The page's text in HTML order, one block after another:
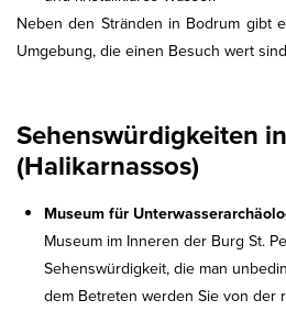
Neben den Stränden in Bodrum gibt
Umgebung, die einen Besuch wert
Sehenswürdigkeiten
(Halikarnassos)
Museum für
Museum im Inneren der Burg St.
Sehenswürdigkeit, die man
dem Betreten werden Sie von der